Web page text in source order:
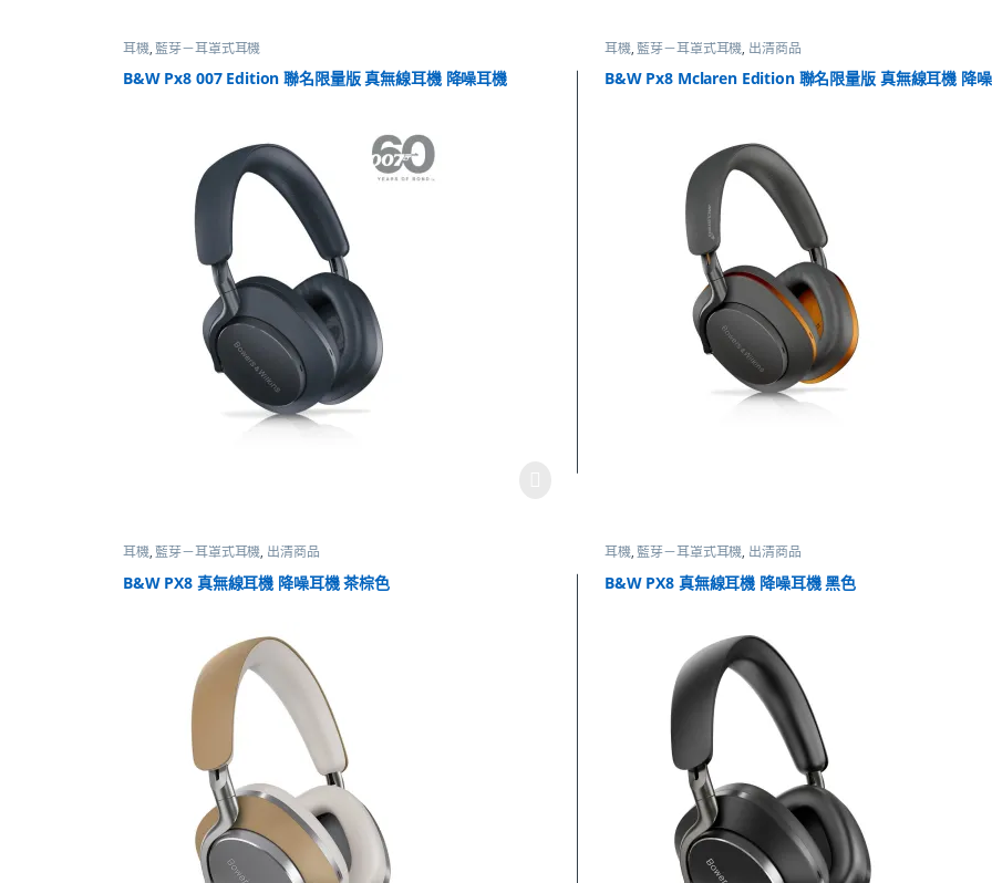
耳機,藍芽－耳罩式耳機
B&W Px8 007 Edition 聯名限量版 真無線耳機 降噪耳機
耳機,藍芽－耳罩式耳機, 出清商品
B&W Px8 Mclaren Edition 聯名限量版 真無線耳機 降
耳機,藍芽－耳罩式耳機, 出清商品
B&W PX8 真無線耳機 降噪耳機 茶棕色
耳機,藍芽－耳罩式耳機, 出清商品
B&W PX8 真無線耳機 降噪耳機 黑色